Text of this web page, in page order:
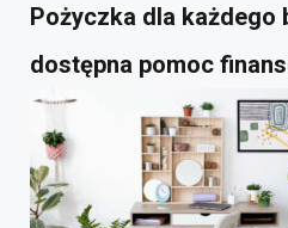
Pożyczka dla każdego
dostępna pomoc